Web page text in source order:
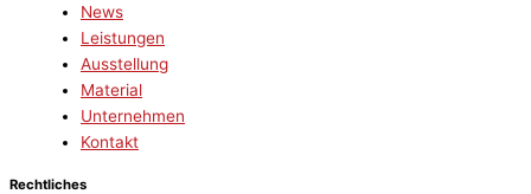
News
Leistungen
Ausstellung
Material
Unternehmen
Kontakt
Rechtliches